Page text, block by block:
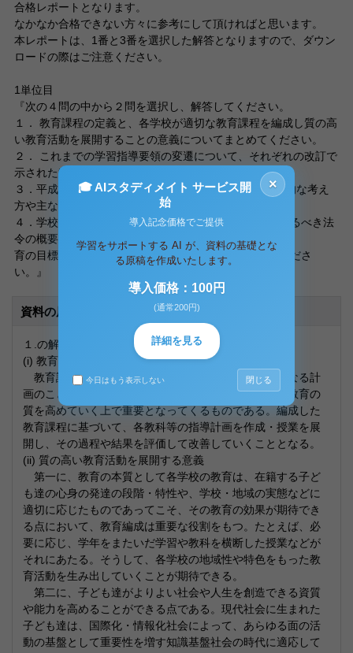
合格レポートとなります。
なかなか合格できない方々に参考にして頂ければと思います。
本レポートは、1番と3番を選択した解答となりますので、ダウン
ロードの際はご注意ください。
1単位目
『次の４問の中から２問を選択し、解答してください。
１． 教育課程の定義と、各学校が適切な教育課程を編成し質の高
い教育活動を展開することの意義についてまとめてください。
２． これまでの学習指導要領の変遷について、それぞれの改訂で
示された教育課程の特徴について説明してください。
３．平成29・30 年に改訂された新学習指導要領の基本的な考え
方や主なポイントについて説明してください。
４．学校で教育課程を編成・実施するに当たって踏まえるべき法
令の概要について、教育課程の基本的な要素（教
育の目標、内容、授業時数）に留意しながら整理してくださ
い。』
資料の原本内容
１.の解答
(i) 教育課程の定義
教育課程とは、学校における教育活動全体の基幹となる計
画のことであり、各学校が意図的・体系的・組織的に教育の
質を高めていく上で重要となってくるものである。編成した
教育課程に基づいて、各教科等の指導計画を作成・授業を展
開し、その過程や結果を評価して改善していくこととなる。
(ii) 質の高い教育活動を展開する意義
第一に、教育の本質として各学校の教育は、在籍する子ど
も達の心身の発達の段階・特性や、学校・地域の実態などに
適切に応じたものであってこそ、その教育の効果が期待でき
る点において、教育編成は重要な役割をもつ。たとえば、必
要に応じ、学年をまたいだ学習や教科を横断した授業などが
それにあたる。そうして、各学校の地域性や特色をもった教
育活動を生み出していくことが期待できる。
第二に、子ども達がよりよい社会や人生を創造できる資質
や能力を高めることができる点である。現代社会に生まれた
子ども達は、国際化・情報化社会によって、あらゆる面の活
動の基盤として重要性を増す知識基盤社会の時代に適応して
×
🎓 AIスタディメイト サービス開
始
導入記念価格でご提供
学習をサポートする AI が、資料の基礎とな
る原稿を作成いたします。
導入価格：100円
(通常200円)
詳細を見る
今日はもう表示しない 閉じる